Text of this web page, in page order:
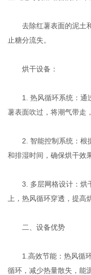
去除红薯表面的泥土和
止糖分流失。
烘干设备：
1. 热风循环系统：通
薯表面吹过，将潮气带走
2. 智能控制系统：根
和排湿时间，确保烘干效
3. 多层网格设计：烘
上，热风循环穿透，提高
二、设备优势
1.高效节能：热风循环
循环，减少热量散失，能